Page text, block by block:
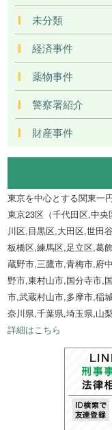
未分類
経済事件
薬物事件
警察署紹介
財産事件
東京を中心とする関東一
東京23区（千代田区,中
川区,目黒区,大田区,世田
板橋区,練馬区,足立区,葛
蔵野市,三鷹市,青梅市,府
野市,東村山市,国分寺市,
市,武蔵村山市,多摩市,稲
奈川県,千葉県,埼玉県,山
詳細はこちら